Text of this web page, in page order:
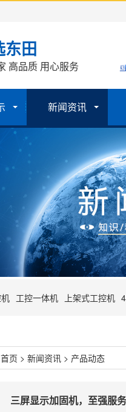
东田
高品质 用心服务
新闻资讯
工控一体机 上架式工控机
首页 > 新闻资讯 > 产品动态
三屏显示加固机，至强服